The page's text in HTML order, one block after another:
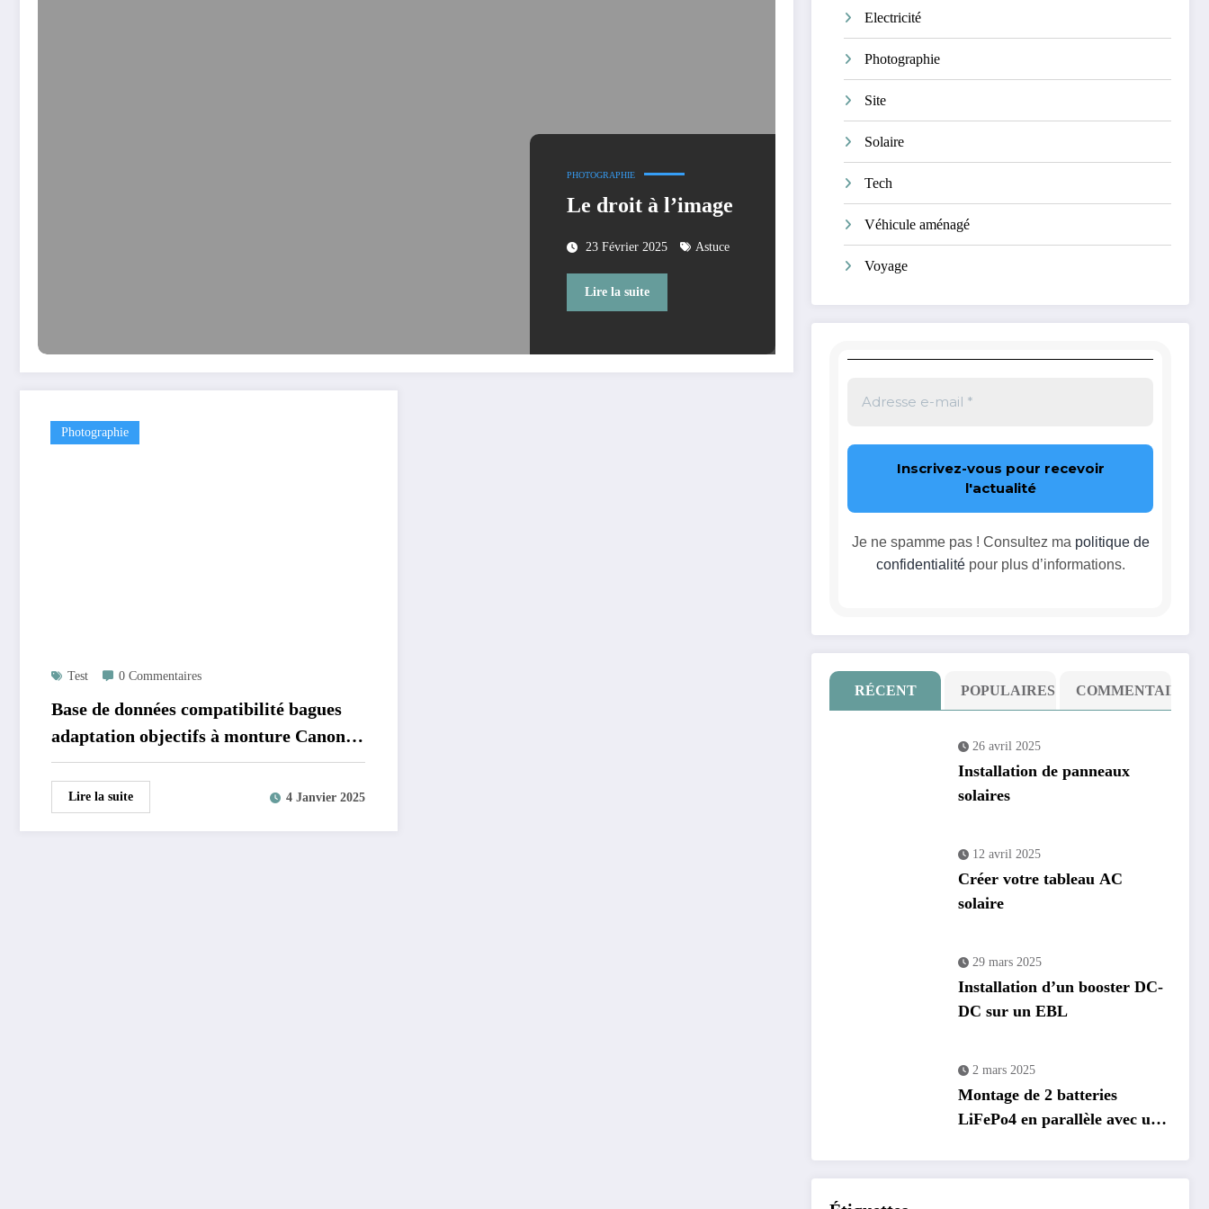
PHOTOGRAPHIE
Le droit à l’image
23 Février 2025 Astuce
Lire la suite
Photographie
Test 0 Commentaires
Base de données compatibilité bagues
adaptation objectifs à monture Canon
pour boîtiers Sony
Lire la suite 4 Janvier 2025
Electricité
Photographie
Site
Solaire
Tech
Véhicule aménagé
Voyage
Je ne spamme pas ! Consultez ma politique de
confidentialitépour plus d’informations.
RÉCENT POPULAIRES COMMENTAIRE
26 avril 2025
Installation de panneaux
solaires
12 avril 2025
Créer votre tableau AC
solaire
29 mars 2025
Installation d’un booster DC-
DC sur un EBL
2 mars 2025
Montage de 2 batteries
LiFePo4 en parallèle avec un